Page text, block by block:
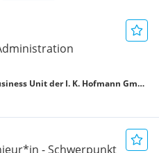
eXperts consulting center (eine Business Unit der I. K. Hofmann GmbH) Jobs
- Schwerpunkt